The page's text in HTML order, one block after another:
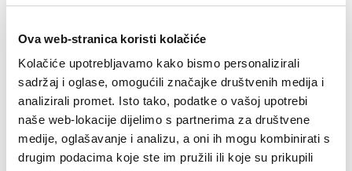
Ova web-stranica koristi kolačiće
Kolačiće upotrebljavamo kako bismo personalizirali
sadržaj i oglase, omogućili značajke društvenih medija i
analizirali promet. Isto tako, podatke o vašoj upotrebi
naše web-lokacije dijelimo s partnerima za društvene
medije, oglašavanje i analizu, a oni ih mogu kombinirati s
drugim podacima koje ste im pružili ili koje su prikupili
KONTAKTI
MOJ PROFIL
E-RAČUN